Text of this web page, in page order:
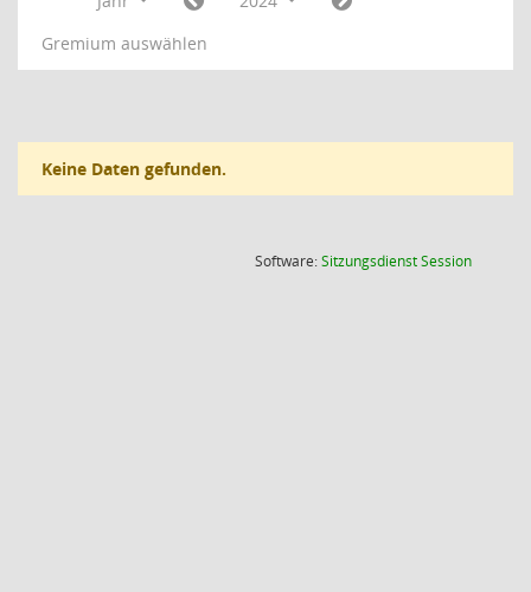
Gremium auswählen
Keine Daten gefunden.
Software:SitzungsdienstSession(Wird in